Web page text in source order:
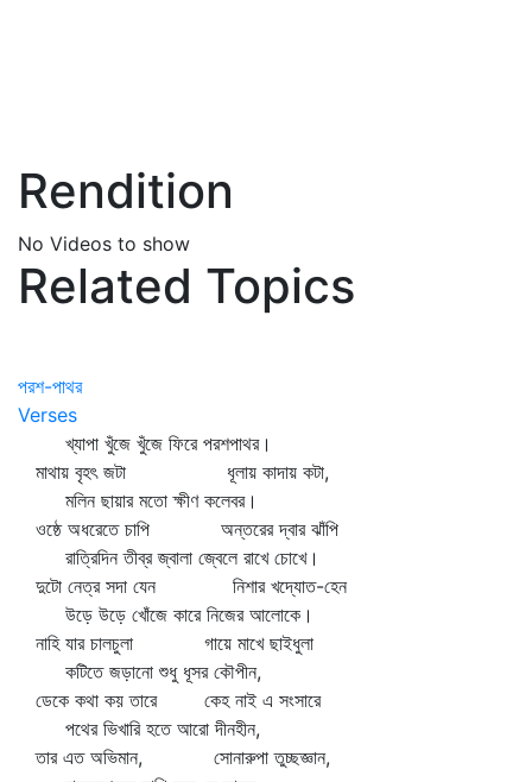
Rendition
No Videos to show
Related Topics
পরশ-পাথর
Verses
খ্যাপা খুঁজে খুঁজে ফিরে পরশপাথর।
মাথায় বৃহৎ জটা ধূলায় কাদায় কটা,
মলিন ছায়ার মতো ক্ষীণ কলেবর।
ওষ্ঠে অধরেতে চাপি অন্তরের দ্বার ঝাঁপি
রাত্রিদিন তীব্র জ্বালা জ্বেলে রাখে চোখে।
দুটো নেত্র সদা যেন নিশার খদ্যোত-হেন
উড়ে উড়ে খোঁজে কারে নিজের আলোকে।
নাহি যার চালচুলা গায়ে মাখে ছাইধুলা
কটিতে জড়ানো শুধু ধূসর কৌপীন,
ডেকে কথা কয় তারে কেহ নাই এ সংসারে
পথের ভিখারি হতে আরো দীনহীন,
তার এত অভিমান, সোনারুপা তুচ্ছজ্ঞান,